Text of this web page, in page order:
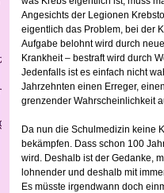
Angesichts der Legionen
eigentlich das Problem, bei der
Aufgabe belohnt wird durch
Krankheit – bestraft wird durch
Jedenfalls ist es einfach nicht
Jahrzehnten einen Erreger,
grenzender Wahrscheinlichkeit
Da nun die Schulmedizin keine
bekämpfen. Dass schon 100
wird. Deshalb ist der Gedanke,
lohnender und deshalb mit
Es müsste irgendwann doch